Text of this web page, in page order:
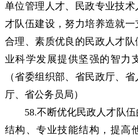
单位管理人才、民政专业技术
才队伍建设，努力培养造就
合理、素质优良的民政人才
业科学发展提供坚强的智力
（省委组织部、省民政厅、
厅、省公务员局）
58.不断优化民政人才队伍
结构、专业技能结构，提高